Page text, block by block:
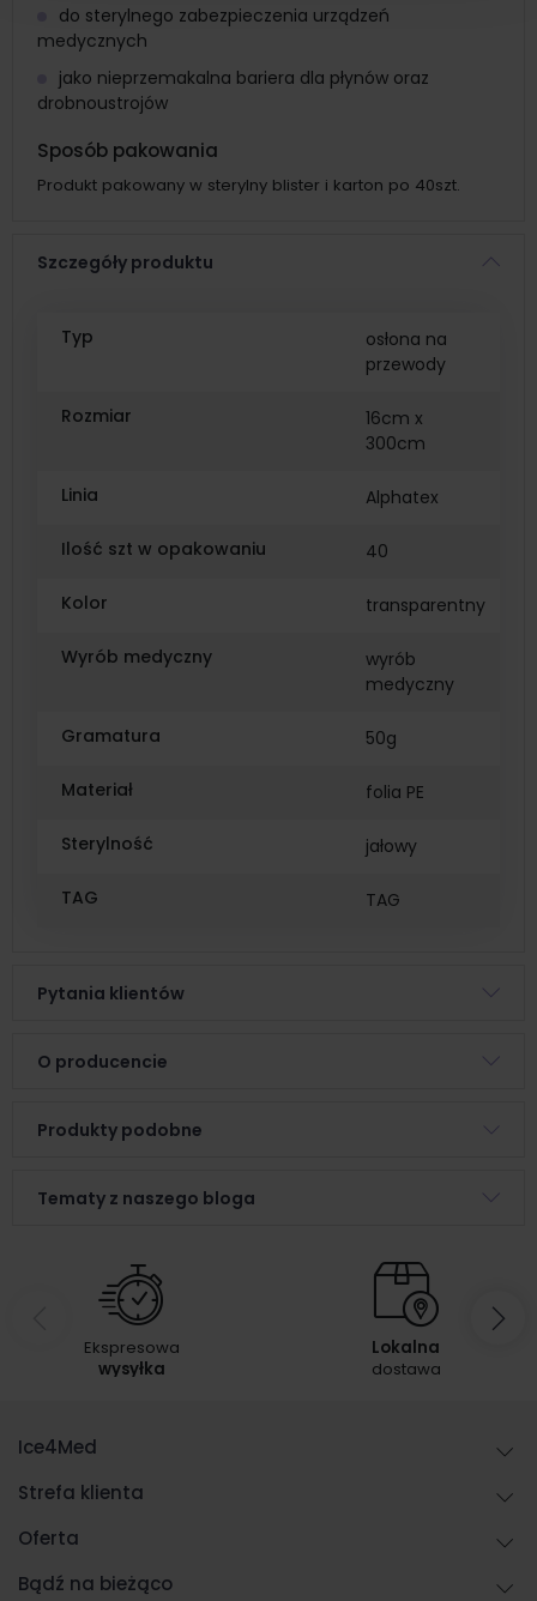
do sterylnego zabezpieczenia urządzeń
medycznych
jako nieprzemakalna bariera dla płynów oraz
drobnoustrojów
Sposób pakowania
Produkt pakowany w sterylny blister i karton po 40szt.
Szczegóły produktu
Typ
osłona na
przewody
Rozmiar
16cm x
300cm
Linia Alphatex
Ilość szt w opakowaniu 40
Kolor transparentny
Wyrób medyczny
wyrób
medyczny
Gramatura 50g
Materiał folia PE
Sterylność jałowy
TAG TAG
Pytania klientów
O producencie
Produkty podobne
Tematy z naszego bloga
Ekspresowa
wysyłka
Lokalna
dostawa
Ice4Med
Strefa klienta
Oferta
Bądź na bieżąco